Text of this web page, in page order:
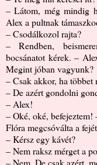
– Látom, még mindig
Alex a pultnak
– Csodálkozol rajta?
– Rendben,
bocsánatot kérek. –
Megint jóban vagyunk?
– Csak akkor, ha többet
– De azért gondolni
– Alex!
– Oké, oké, befejeztem!
Flóra megcsóválta a
– Kérsz egy kávét?
– Nem raksz mérget a
– Nem. De csak azért,